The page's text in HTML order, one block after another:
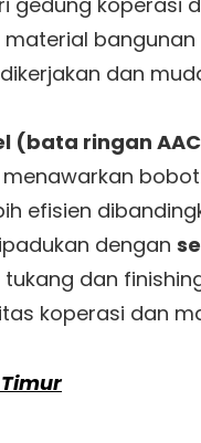
material
dan
(bata ringan
efisien
dengan
dan
koperasi dan